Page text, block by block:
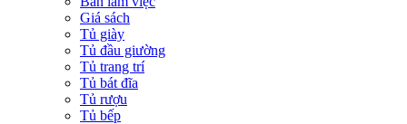
Giá sách
Tủ giày
Tủ đầu giường
Tủ trang trí
Tủ bát đĩa
Tủ rượu
Tủ bếp